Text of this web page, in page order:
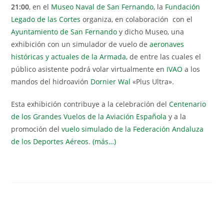
21:00, en el Museo Naval de San Fernando, la Fundación
Legado de las Cortes organiza, en colaboración con el
Ayuntamiento de San Fernando y dicho Museo, una
exhibición con un simulador de vuelo deaeronaves
históricas y actuales de la Armada, de entre las cuales el
público asistente podrá volar virtualmente en IVAO a los
mandos del hidroavión Dornier Wal «Plus Ultra».
Esta exhibición contribuye a la celebración delCentenario
de los Grandes Vuelos de la Aviación Española y a la
promoción delvuelo simulado de la Federación Andaluza
de los Deportes Aéreos.(más…)